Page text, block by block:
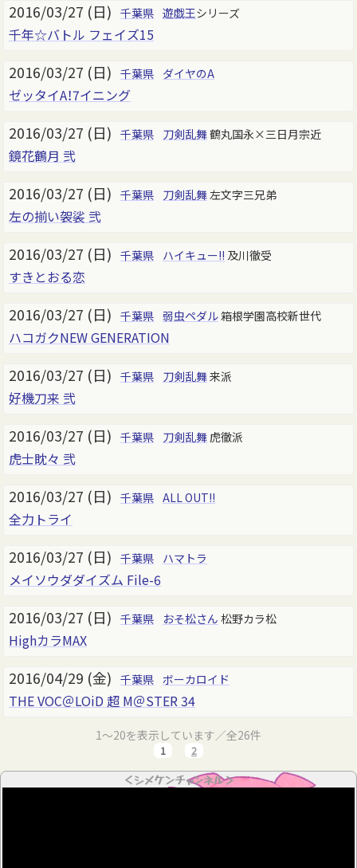
2016/03/27 (日) 千葉県 遊戯王シリーズ
千年☆バトル フェイズ15
2016/03/27 (日) 千葉県 ダイヤのA
ゼッタイA！7イニング
2016/03/27 (日) 千葉県 刀剣乱舞鶴丸国永×三日月宗近
鏡花鶴月 弐
2016/03/27 (日) 千葉県 刀剣乱舞左文字三兄弟
左の揃い袈裟 弐
2016/03/27 (日) 千葉県 ハイキュー!! 及川徹受
すきとおる恋
2016/03/27 (日) 千葉県 弱虫ペダル箱根学園高校新世代
ハコガクNEW GENERATION
2016/03/27 (日) 千葉県 刀剣乱舞来派
好機刀来 弐
2016/03/27 (日) 千葉県 刀剣乱舞 虎徹派
虎士眈々 弐
2016/03/27 (日) 千葉県 ALL OUT!!
全力トライ
2016/03/27 (日) 千葉県 ハマトラ
メイソウダダイズム File-6
2016/03/27 (日) 千葉県 おそ松さん 松野カラ松
HighカラMAX
2016/04/29 (金) 千葉県 ボーカロイド
THE VOC＠LOiD 超 M＠STER 34
1～20を表示しています／全26件
1 2
＜シメケンチャンネル＞